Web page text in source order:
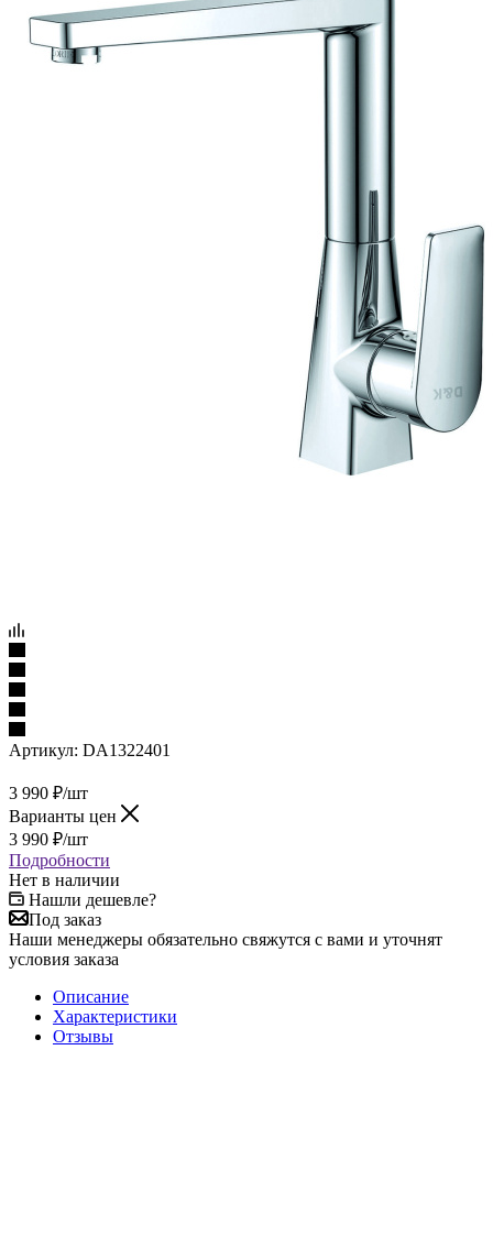
Артикул: DA1322401
3 990 ₽/шт
Варианты цен
3 990 ₽/шт
Подробности
Нет в наличии
Нашли дешевле?
Под заказ
Наши менеджеры обязательно свяжутся с вами и уточнят
условия заказа
Описание
Характеристики
Отзывы